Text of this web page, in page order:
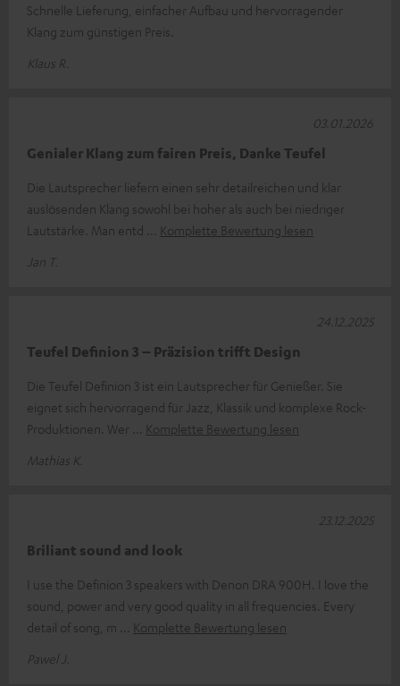
Schnelle Lieferung, einfacher Aufbau und hervorragender
Klang zum günstigen Preis.
Klaus R.
Genialer Klang zum fairen Preis, Danke Teufel
Die Lautsprecher liefern einen sehr detailreichen und klar
auslösenden Klang sowohl bei hoher als auch bei niedriger
Lautstärke. Man entd
Komplette Bewertung lesen
Jan T.
03.01.2026
Teufel Definion 3 – Präzision trifft Design
Die Teufel Definion 3 ist ein Lautsprecher für Genießer. Sie
eignet sich hervorragend für Jazz, Klassik und komplexe Rock-
Produktionen. Wer
Komplette Bewertung lesen
Mathias K.
24.12.2025
Briliant sound and look
I use the Definion 3 speakers with Denon DRA 900H. I love the
sound, power and very good quality in all frequencies. Every
detail of song, m
Komplette Bewertung lesen
Pawel J.
23.12.2025